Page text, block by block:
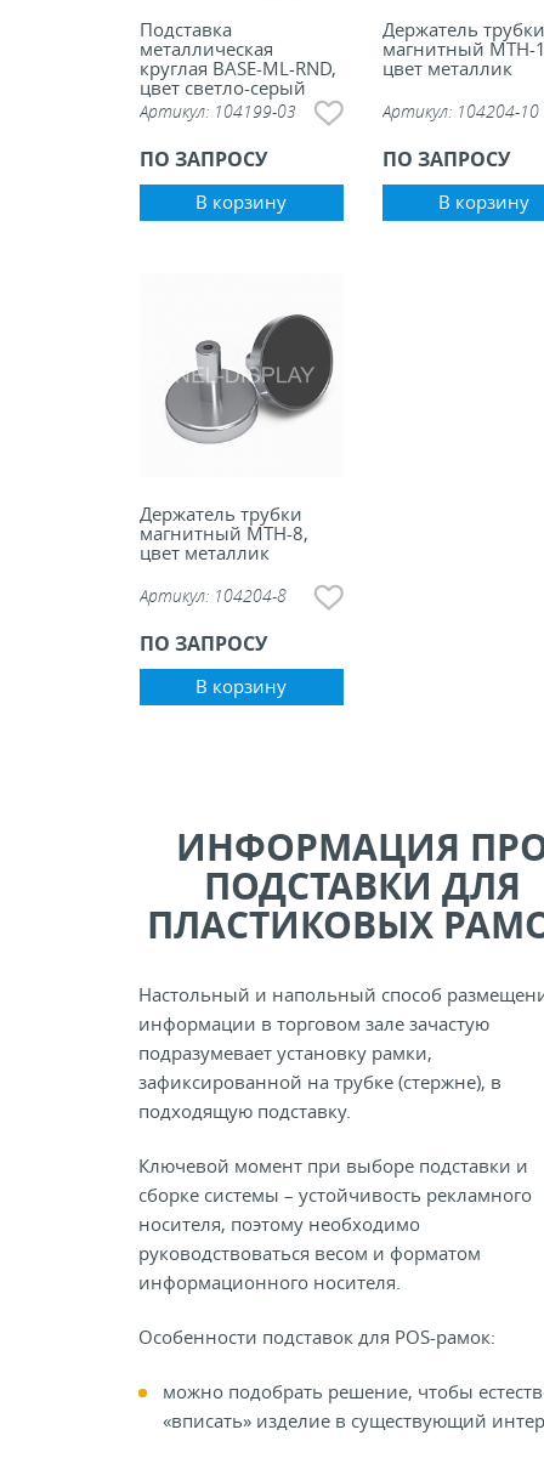
Подставка
металлическая
круглая BASE-ML-RND,
цвет светло-серый
Артикул: 104199-03
ПО ЗАПРОСУ
В корзину
Держатель трубки
магнитный MTH-
цвет металлик
Артикул: 104204-10
ПО ЗАПРОСУ
В корзину
Держатель трубки
магнитный MTH-8,
цвет металлик
Артикул: 104204-8
ПО ЗАПРОСУ
В корзину
ИНФОРМАЦИЯ
ПОДСТАВКИ ДЛЯ
ПЛАСТИКОВЫХ
Настольный и напольный способ
информации в торговом зале зачастую
подразумевает установку рамки,
зафиксированной на трубке (стержне), в
подходящую подставку.
Ключевой момент при выборе подставки и
сборке системы – устойчивость рекламного
носителя, поэтому необходимо
руководствоваться весом и форматом
информационного носителя.
Особенности подставок для POS-рамок:
можно подобрать решение, чтобы
«вписать» изделие в существующий